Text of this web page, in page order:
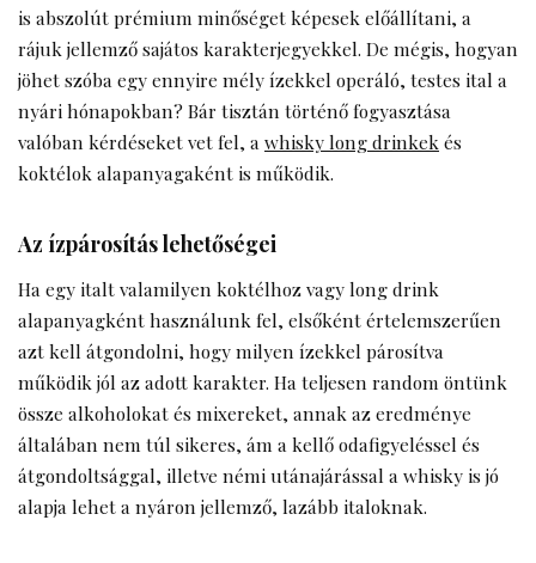
is abszolút prémium minőséget képesek előállítani, a
rájuk jellemző sajátos karakterjegyekkel. De mégis, hogyan
jöhet szóba egy ennyire mély ízekkel operáló, testes ital a
nyári hónapokban? Bár tisztán történő fogyasztása
valóban kérdéseket vet fel, a whisky long drinkek és
koktélok alapanyagaként is működik.
Az ízpárosítás lehetőségei
Ha egy italt valamilyen koktélhoz vagy long drink
alapanyagként használunk fel, elsőként értelemszerűen
azt kell átgondolni, hogy milyen ízekkel párosítva
működik jól az adott karakter. Ha teljesen random öntünk
össze alkoholokat és mixereket, annak az eredménye
általában nem túl sikeres, ám a kellő odafigyeléssel és
átgondoltsággal, illetve némi utánajárással a whisky is jó
alapja lehet a nyáron jellemző, lazább italoknak.